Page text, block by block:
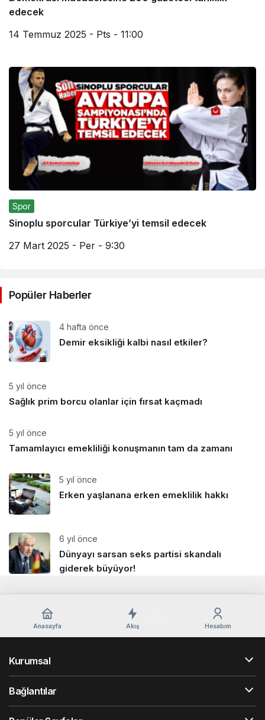
edecek
14 Temmuz 2025 - Pts - 11:00
Spor
Sinoplu sporcular Türkiye’yi temsil edecek
27 Mart 2025 - Per - 9:30
Popüler Haberler
4 hafta önce
Demir eksikliği kalbi nasıl etkiler?
5 yıl önce
Sağlık prim borcu olanlar için fırsat kaçmadı
5 yıl önce
Tamamlayıcı emekliliği konuşmanın tam da zamanı
5 yıl önce
Erken yaşlanana erken emeklilik hakkı
6 yıl önce
Dünyayı sarsan seks partisi skandalı
giderek büyüyor!
Anasayfa Akış Hesabım
Kurumsal
Bağlantılar